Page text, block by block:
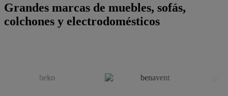
Grandes marcas de muebles, sofás,
colchones y electrodomésticos